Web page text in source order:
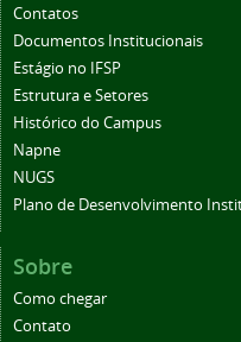
Contatos
Documentos Institucionais
Estágio no IFSP
Estrutura e Setores
Histórico do Campus
Napne
NUGS
Plano de Desenvolvimento
Sobre
Como chegar
Contato